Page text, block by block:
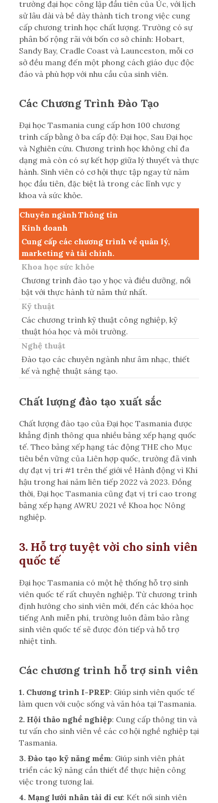
trường đại học công lập đầu tiên của Úc, với lịch
sử lâu dài và bề dày thành tích trong việc cung
cấp chương trình học chất lượng. Trường có sự
phân bố rộng rãi với bốn cơ sở chính: Hobart,
Sandy Bay, Cradle Coast và Launceston, mỗi cơ
sở đều mang đến một phong cách giáo dục độc
đáo và phù hợp với nhu cầu của sinh viên.
Các Chương Trình Đào Tạo
Đại học Tasmania cung cấp hơn 100 chương
trình cấp bằng ở ba cấp độ: Đại học, Sau Đại học
và Nghiên cứu. Chương trình học không chỉ đa
dạng mà còn có sự kết hợp giữa lý thuyết và thực
hành. Sinh viên có cơ hội thực tập ngay từ năm
học đầu tiên, đặc biệt là trong các lĩnh vực y
khoa và sức khỏe.
Chuyên ngành Thông tin
Kinh doanh
Cung cấp các chương trình về quản lý,
marketing và tài chính.
Khoa học sức khỏe
Chương trình đào tạo y học và điều dưỡng, nổi
bật với thực hành từ năm thứ nhất.
Kỹ thuật
Các chương trình kỹ thuật công nghiệp, kỹ
thuật hóa học và môi trường.
Nghệ thuật
Đào tạo các chuyên ngành như âm nhạc, thiết
kế và nghệ thuật sáng tạo.
Chất lượng đào tạo xuất sắc
Chất lượng đào tạo của Đại học Tasmania được
khẳng định thông qua nhiều bảng xếp hạng quốc
tế. Theo bảng xếp hạng tác động THE cho Mục
tiêu bền vững của Liên hợp quốc, trường đã vinh
dự đạt vị trí #1 trên thế giới về Hành động vì Khí
hậu trong hai năm liên tiếp 2022 và 2023. Đồng
thời, Đại học Tasmania cũng đạt vị trí cao trong
bảng xếp hạng AWRU 2021 về Khoa học Nông
nghiệp.
3. Hỗ trợ tuyệt vời cho sinh viên
quốc tế
Đại học Tasmania có một hệ thống hỗ trợ sinh
viên quốc tế rất chuyên nghiệp. Từ chương trình
định hướng cho sinh viên mới, đến các khóa học
tiếng Anh miễn phí, trường luôn đảm bảo rằng
sinh viên quốc tế sẽ được đón tiếp và hỗ trợ
nhiệt tình.
Các chương trình hỗ trợ sinh viên
1. Chương trình I-PREP: Giúp sinh viên quốc tế
làm quen với cuộc sống và văn hóa tại Tasmania.
2. Hội thảo nghề nghiệp: Cung cấp thông tin và
tư vấn cho sinh viên về các cơ hội nghề nghiệp tại
Tasmania.
3. Đào tạo kỹ năng mềm: Giúp sinh viên phát
triển các kỹ năng cần thiết để thực hiện công
việc trong tương lai.
4. Mạng lưới nhân tài di cư: Kết nối sinh viên